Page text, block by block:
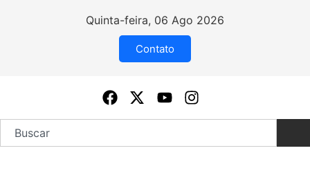
Quinta-feira, 06 Ago 2026
Contato